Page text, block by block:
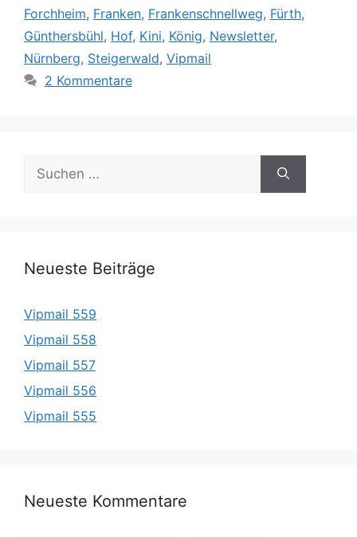
Forchheim, Franken, Frankenschnellweg, Fürth,
Günthersbühl, Hof, Kini, König, Newsletter,
Nürnberg, Steigerwald, Vipmail
2 Kommentare
Suche
nach:
Neueste Beiträge
Vipmail 559
Vipmail 558
Vipmail 557
Vipmail 556
Vipmail 555
Neueste Kommentare